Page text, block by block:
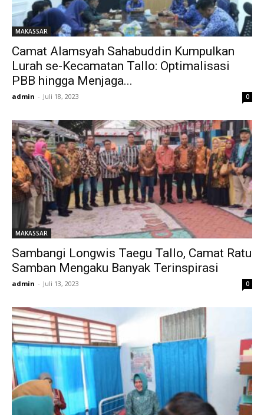
MAKASSAR
Camat Alamsyah Sahabuddin Kumpulkan
Lurah se-Kecamatan Tallo: Optimalisasi
PBB hingga Menjaga...
admin - Juli 18, 2023 0
MAKASSAR
Sambangi Longwis Taegu Tallo, Camat Ratu
Samban Mengaku Banyak Terinspirasi
admin - Juli 13, 2023 0